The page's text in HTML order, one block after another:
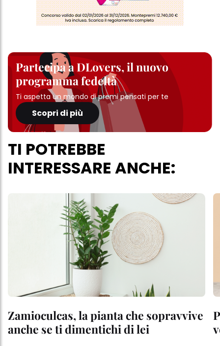
Partecipa a DLovers, il nuovo
programma fedeltà
Ti aspetta un mondo di premi pensati per te
Scopri di più
TI POTREBBE
INTERESSARE ANCHE:
Zamioculcas, la pianta che sopravvive
anche se ti dimentichi di lei